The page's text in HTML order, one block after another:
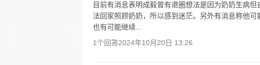
目前有消息表明成毅曾有退圈想法是因为奶奶生病
法回家照顾奶奶，所以感到迷茫。另外有消息称他
也有可能继续...
1个回答2024年10月20日 13:26